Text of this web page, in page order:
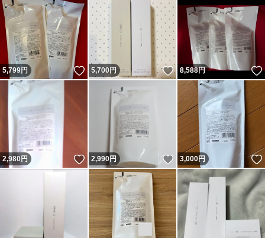
5,799円 いいね！
5,700円 いいね！
8,588円
2,980円 いいね！
2,990円 いいね！
3,000円